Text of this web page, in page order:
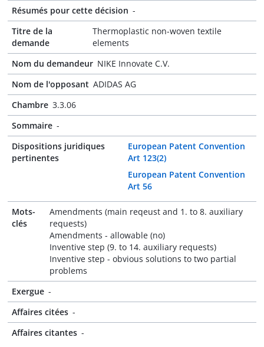
Résumés pour cette décision -
Titre de la
demande
Thermoplastic non-woven textile
elements
Nom du demandeur NIKE Innovate C.V.
Nom de l'opposant ADIDAS AG
Chambre 3.3.06
Sommaire -
Dispositions juridiques
pertinentes
European Patent Convention
Art 123(2)
European Patent Convention
Art 56
Mots-
clés
Amendments (main reqeust and 1. to 8. auxiliary
requests)
Amendments - allowable (no)
Inventive step (9. to 14. auxiliary requests)
Inventive step - obvious solutions to two partial
problems
Exergue -
Affaires citées -
Affaires citantes -